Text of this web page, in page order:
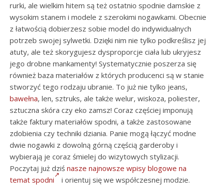
rurki, ale wielkim hitem są też ostatnio spodnie damskie z
wysokim stanem i modele z szerokimi nogawkami. Obecnie
z łatwością dobierzesz sobie model do indywidualnych
potrzeb swojej sylwetki. Dzięki nim nie tylko podkreślisz jej
atuty, ale też skorygujesz dysproporcje ciała lub ukryjesz
jego drobne mankamenty! Systematycznie poszerza się
również baza materiałów z których producenci są w stanie
stworzyć tego rodzaju ubranie. To już nie tylko jeans,
bawełna, len, sztruks, ale także welur, wiskoza, poliester,
sztuczna skóra czy eko zamsz! Coraz częściej imponują
także faktury materiałów spodni, a także zastosowane
zdobienia czy techniki dziania. Panie mogą łączyć modne
dwie nogawki z dowolną górną częścią garderoby i
wybierają je coraz śmielej do wizytowych stylizacji.
Poczytaj już dziś nasze najnowsze wpisy blogowe na
temat spodni
i orientuj się we współczesnej modzie.